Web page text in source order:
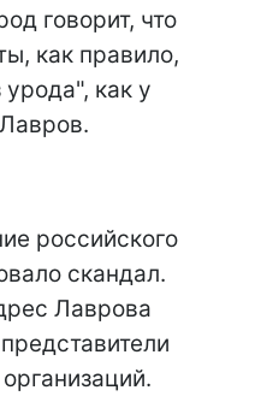
говорит, что
как правило,
как у
российского
скандал.
Лаврова